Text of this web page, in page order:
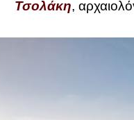
Τσολάκη,